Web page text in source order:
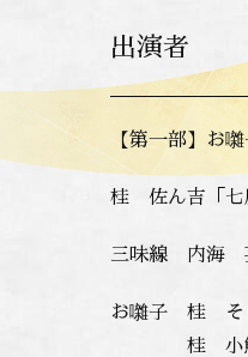
出演者
【第一部】お
桂 佐ん吉「七
三味線 内海
お囃子 桂 そ
桂 小